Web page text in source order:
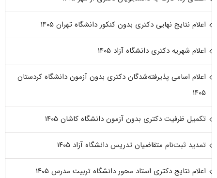
اعلام نتایج نهایی دکتری بدون کنکور دانشگاه تهران ۱۴۰۵
اعلام شهریه دکتری دانشگاه آزاد ۱۴۰۵
اعلام اسامی پذیرفته‌شدگان دکتری بدون آزمون دانشگاه کردستان
۱۴۰۵
تکمیل ظرفیت دکتری بدون آزمون دانشگاه کاشان ۱۴۰۵
تمدید ثبت‌نام متقاضیان تدریس دانشگاه آزاد ۱۴۰۵
اعلام نتایج دکتری استاد محور دانشگاه تربیت مدرس ۱۴۰۵